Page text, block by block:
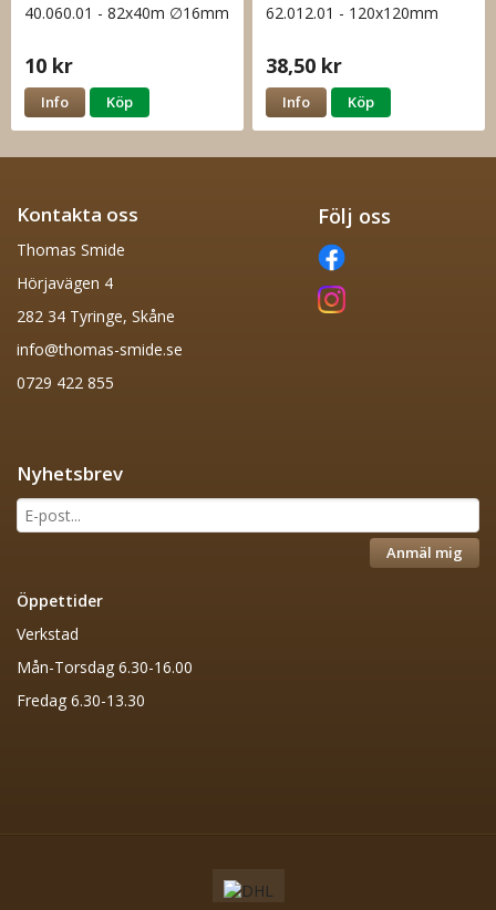
40.060.01 - 82x40m ∅16mm
10 kr
Info Köp
62.012.01 - 120x120mm
38,50 kr
Info Köp
Kontakta oss
Thomas Smide
Hörjavägen 4
282 34 Tyringe, Skåne
info@thomas-smide.se
0729 422 855
Följ oss
Nyhetsbrev
Anmäl mig
Öppettider
Verkstad
Mån-Torsdag 6.30-16.00
Fredag 6.30-13.30